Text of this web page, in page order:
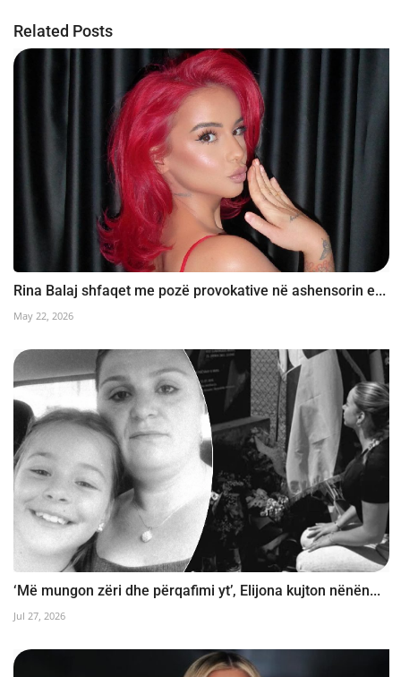
Related Posts
Rina Balaj shfaqet me pozë provokative në ashensorin e...
May 22, 2026
‘Më mungon zëri dhe përqafimi yt’, Elijona kujton nënën...
Jul 27, 2026